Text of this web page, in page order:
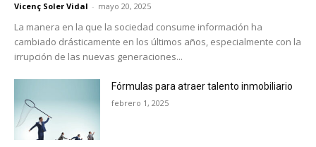
Vicenç Soler Vidal - mayo 20, 2025
La manera en la que la sociedad consume información ha
cambiado drásticamente en los últimos años, especialmente con la
irrupción de las nuevas generaciones...
Fórmulas para atraer talento inmobiliario
febrero 1, 2025